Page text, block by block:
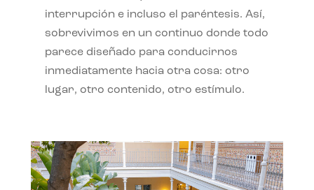
interrupción e incluso el paréntesis. Así,
sobrevivimos en un continuo donde todo
parece diseñado para conducirnos
inmediatamente hacia otra cosa: otro
lugar, otro contenido, otro estímulo.